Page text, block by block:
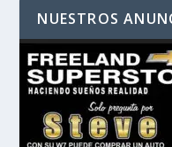
NUESTROS